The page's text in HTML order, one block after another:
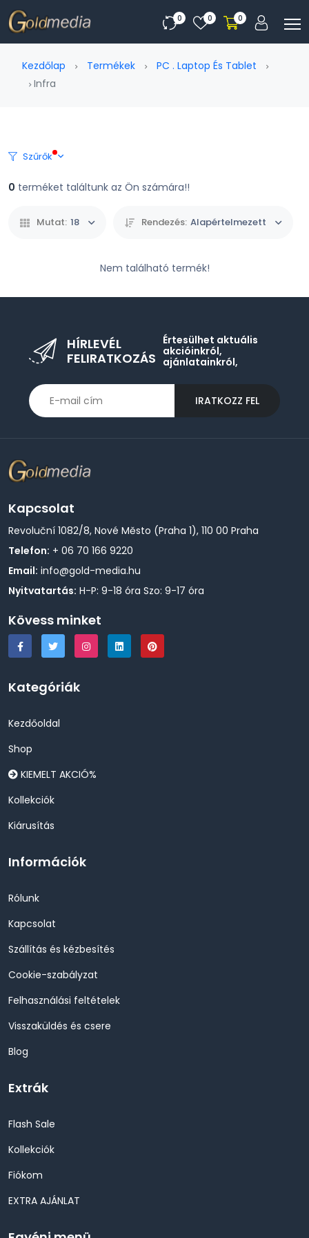
0 0 0
Kezdőlap Termékek
PC . Laptop És Tablet
Infra
Szűrők
0 terméket találtunk az Ön számára!!
Mutat: 18 Rendezés: Alapértelmezett
Nem található termék!
HÍRLEVÉL
FELIRATKOZÁS
Értesülhet aktuális
akcióinkról,
ajánlatainkról,
IRATKOZZ FEL
Kapcsolat
Revoluční 1082/8, Nové Město (Praha 1), 110 00 Praha
Telefon: + 06 70 166 9220
Email: info@gold-media.hu
Nyitvatartás: H-P: 9-18 óra Szo: 9-17 óra
Kövess minket
Kategóriák
Kezdőoldal
Shop
KIEMELT AKCIÓ%
Kollekciók
Kiárusítás
Információk
Rólunk
Kapcsolat
Szállítás és kézbesítés
Cookie-szabályzat
Felhasználási feltételek
Visszaküldés és csere
Blog
Extrák
Flash Sale
Kollekciók
Fiókom
EXTRA AJÁNLAT